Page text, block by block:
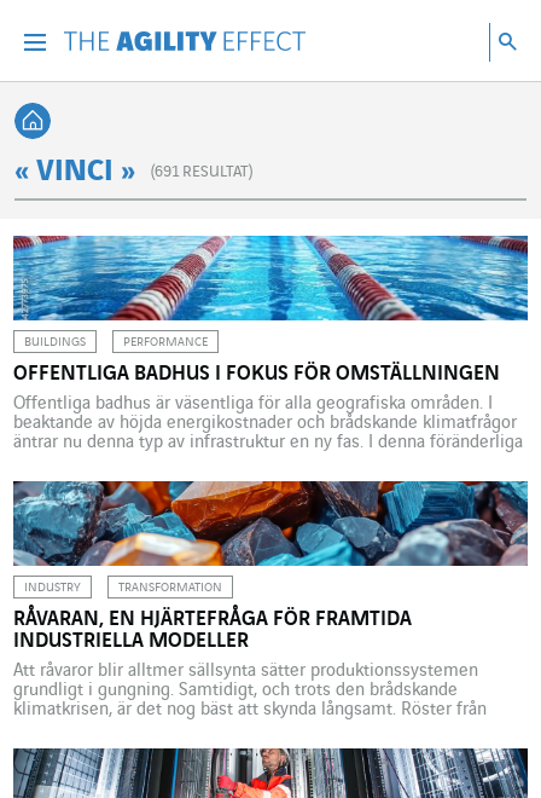
Sök
Tillbaka till startsidan
« VINCI » (691 RESULTAT)
BUILDINGS PERFORMANCE
OFFENTLIGA BADHUS I FOKUS FÖR OMSTÄLLNINGEN
Offentliga badhus är väsentliga för alla geografiska områden. I
beaktande av höjda energikostnader och brådskande klimatfrågor
äntrar nu denna typ av infrastruktur en ny fas. I denna föränderliga
ska bli mer tillgängliga, hållbara och smarta. I Belgiens
flamländska region byggs just nu en stor pool […]
INDUSTRY TRANSFORMATION
RÅVARAN, EN HJÄRTEFRÅGA FÖR FRAMTIDA
INDUSTRIELLA MODELLER
Att råvaror blir alltmer sällsynta sätter produktionssystemen
grundligt i gungning. Samtidigt, och trots den brådskande
klimatkrisen, är det nog bäst att skynda långsamt. Röster från
världsekonomin över hundra miljarder ton råvaror, varav hälften
ungefär går till byggnadsindustrin som ensam genererar en
tredjedel av allt avfall och fyrtio procent […]